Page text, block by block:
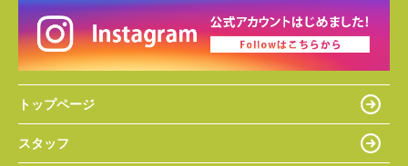
トップページ
スタッフ